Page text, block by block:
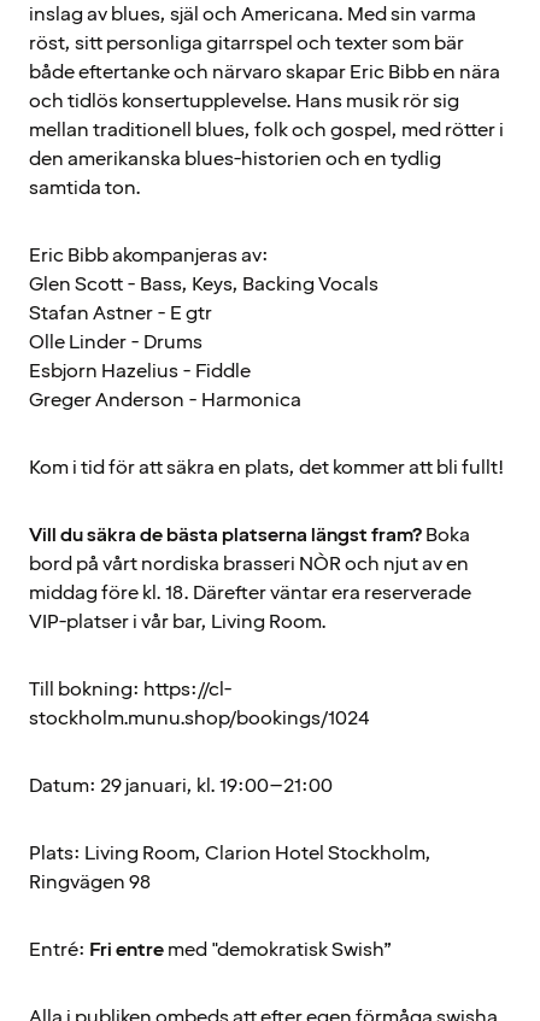
inslag av blues, själ och Americana. Med sin varma
röst, sitt personliga gitarrspel och texter som bär
både eftertanke och närvaro skapar Eric Bibb en nära
och tidlös konsertupplevelse. Hans musik rör sig
mellan traditionell blues, folk och gospel, med rötter i
den amerikanska blues-historien och en tydlig
samtida ton.
Eric Bibb akompanjeras av:
Glen Scott - Bass, Keys, Backing Vocals
Stafan Astner - E gtr
Olle Linder - Drums
Esbjorn Hazelius - Fiddle
Greger Anderson - Harmonica
Kom i tid för att säkra en plats, det kommer att bli fullt!
Vill du säkra de bästa platserna längst fram?Boka
bord på vårt nordiska brasseri NÒR och njut av en
middag före kl. 18. Därefter väntar era reserverade
VIP-platser i vår bar, Living Room.
Till bokning: https://cl-
stockholm.munu.shop/bookings/1024
Datum: 29 januari, kl. 19:00–21:00
Plats: Living Room, Clarion Hotel Stockholm,
Ringvägen 98
Entré: Fri entremed "demokratisk Swish”